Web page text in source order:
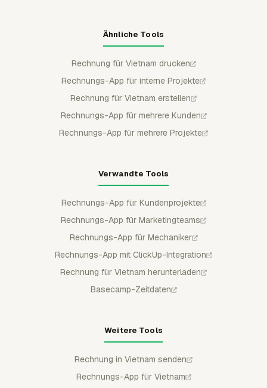
Ähnliche Tools
Rechnung für Vietnam drucken
Rechnungs-App für interne Projekte
Rechnung für Vietnam erstellen
Rechnungs-App für mehrere Kunden
Rechnungs-App für mehrere Projekte
Verwandte Tools
Rechnungs-App für Kundenprojekte
Rechnungs-App für Marketingteams
Rechnungs-App für Mechaniker
Rechnungs-App mit ClickUp-Integration
Rechnung für Vietnam herunterladen
Basecamp-Zeitdaten
Weitere Tools
Rechnung in Vietnam senden
Rechnungs-App für Vietnam